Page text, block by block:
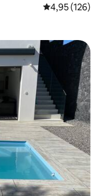
Vlerësimi
4,95 (126)